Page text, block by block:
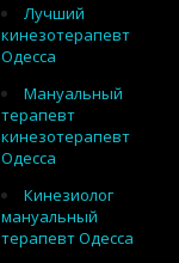
Лучший
кинезотерапевт
Одесса
Мануальный
терапевт
кинезотерапевт
Одесса
Кинезиолог
мануальный
терапевт Одесса